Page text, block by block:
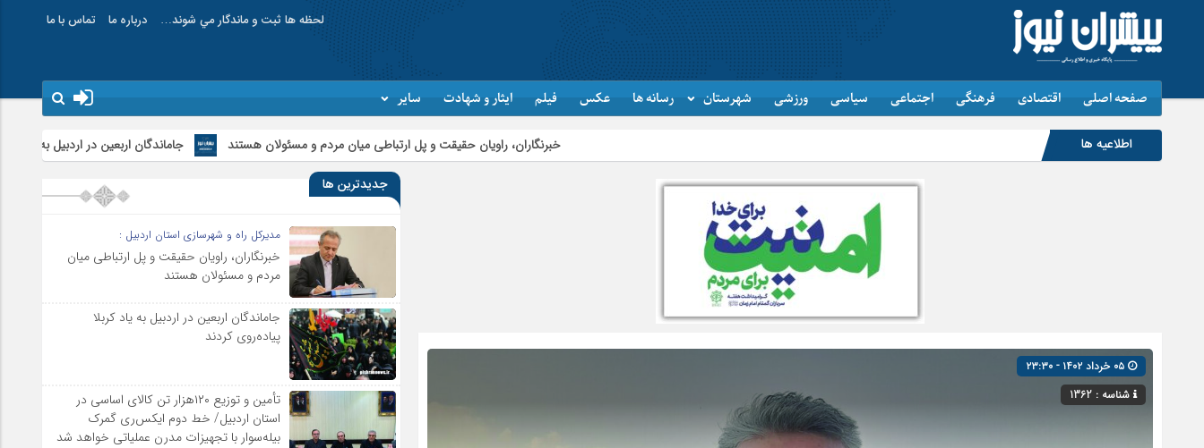
لحظه ها ثبت و ماندگار مي شوند… درباره ما تماس با ما
صفحه اصلی اقتصادی فرهنگی اجتماعی سیاسی ورزشی شهرستان رسانه ها عکس فیلم ایثار و شهادت سایر
اطلاعیه ها خبرنگاران، راویان حقیقت و پل ارتباطی میان مردم و مسئولان هستند جاماندگان اربعین در اردبیل به یاد کربلا پیاده‌روی کردند
شناسه : 1362
جدیدترین ها
مدیرکل راه و شهرسازی استان اردبیل :
خبرنگاران، راویان حقیقت و پل ارتباطی میان
مردم و مسئولان هستند
جاماندگان اربعین در اردبیل به یاد کربلا
پیاده‌روی کردند
تأمین و توزیع ۱۲۰هزار تن کالای اساسی در
استان اردبیل/ خط دوم ایکس‌ری گمرک
بیله‌سوار با تجهیزات مدرن عملیاتی خواهد شد